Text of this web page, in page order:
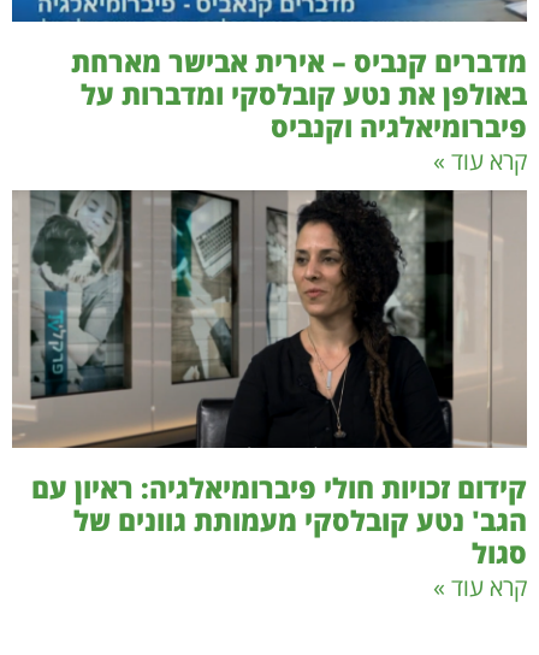
מדברים קנביס – אירית אבישר מארחת
באולפן את נטע קובלסקי ומדברות על
פיברומיאלגיה וקנביס
קרא עוד »
קידום זכויות חולי פיברומיאלגיה: ראיון עם
הגב' נטע קובלסקי מעמותת גוונים של
סגול
קרא עוד »